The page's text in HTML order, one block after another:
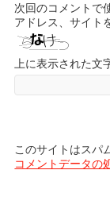
次回のコメントで
アドレス、サイト
上に表示された文
このサイトはスパ
コメントデータの